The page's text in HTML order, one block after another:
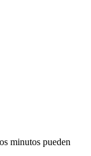
minutos pueden